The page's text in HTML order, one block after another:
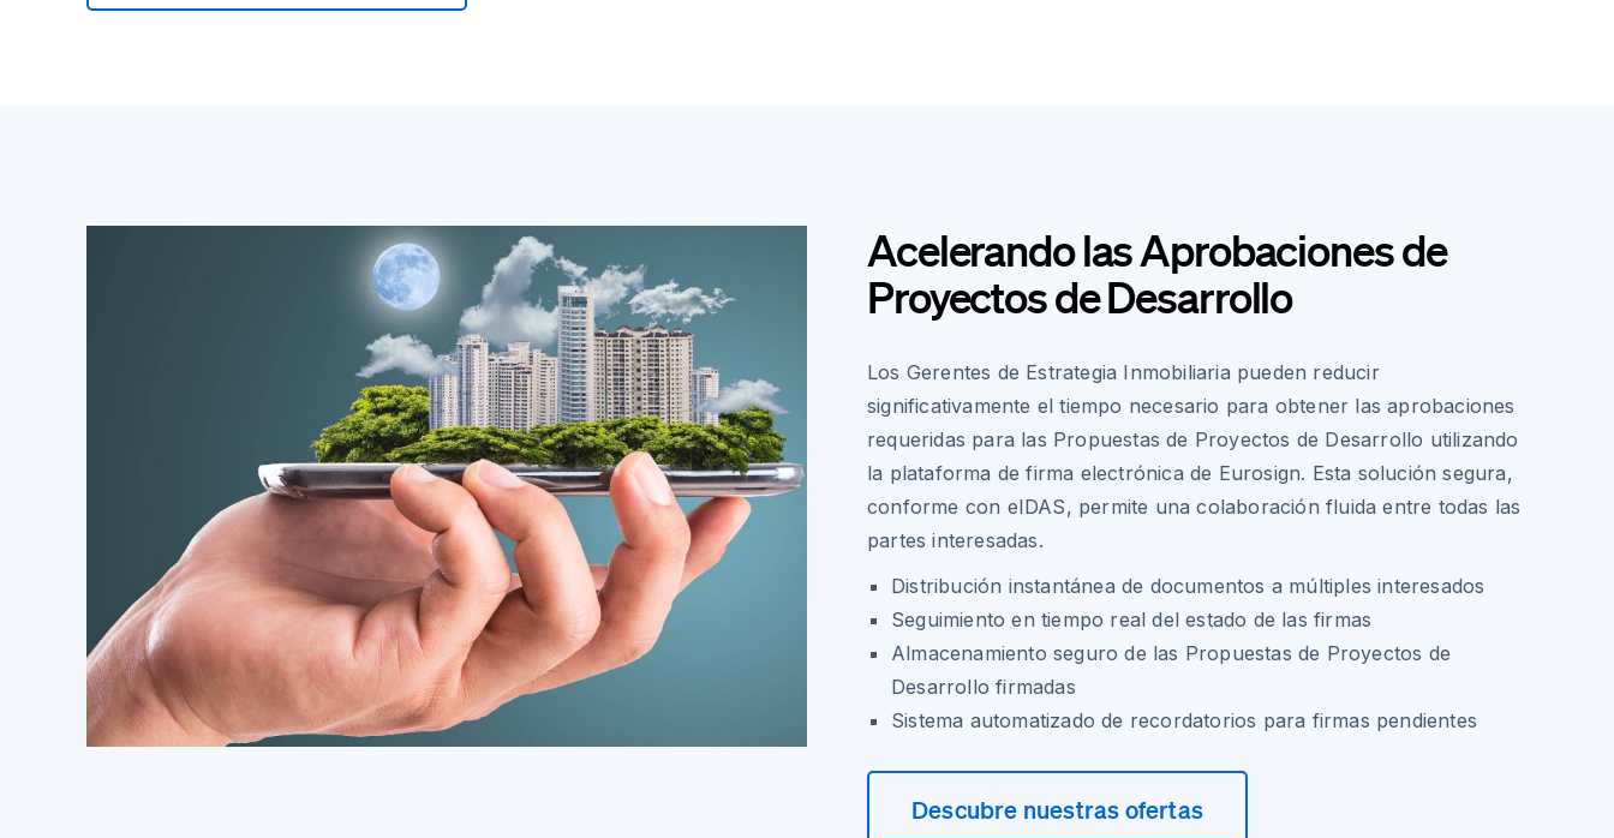
Acelerando las Aprobaciones de
Proyectos de Desarrollo
Los Gerentes de Estrategia Inmobiliaria pueden reducir
significativamente el tiempo necesario para obtener las aprobaciones
requeridas para las Propuestas de Proyectos de Desarrollo utilizando
la plataforma de firma electrónica de Eurosign. Esta solución segura,
conforme con eIDAS, permite una colaboración fluida entre todas las
partes interesadas.
Distribución instantánea de documentos a múltiples interesados
Seguimiento en tiempo real del estado de las firmas
Almacenamiento seguro de las Propuestas de Proyectos de
Desarrollo firmadas
Sistema automatizado de recordatorios para firmas pendientes
Descubre nuestras ofertas